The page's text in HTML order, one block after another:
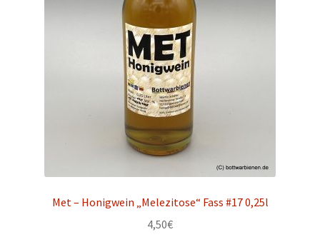
Met – Honigwein „Melezitose“ Fass #17 0,25l
4,50€